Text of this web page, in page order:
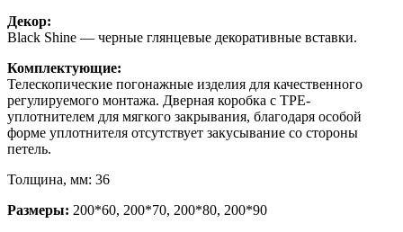
Декор:
Black Shine — черные глянцевые декоративные вставки.
Комплектующие:
Телескопические погонажные изделия для качественного
регулируемого монтажа. Дверная коробка с TPE-
уплотнителем для мягкого закрывания, благодаря особой
форме уплотнителя отсутствует закусывание со стороны
петель.
Толщина, мм: 36
Размеры: 200*60, 200*70, 200*80, 200*90